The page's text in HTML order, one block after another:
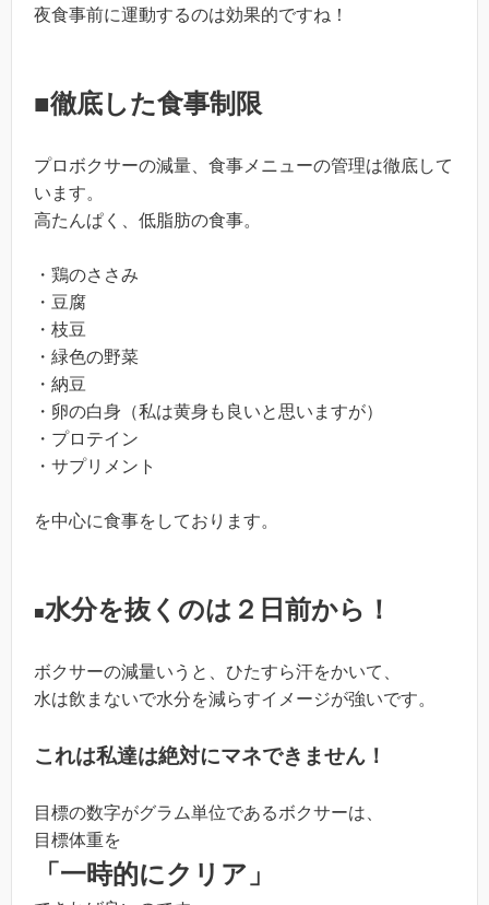
夜食事前に運動するのは効果的ですね！
■徹底した食事制限
プロボクサーの減量、食事メニューの管理は徹底して
います。
高たんぱく、低脂肪の食事。
・鶏のささみ
・豆腐
・枝豆
・緑色の野菜
・納豆
・卵の白身（私は黄身も良いと思いますが）
・プロテイン
・サプリメント
を中心に食事をしております。
■水分を抜くのは２日前から！
ボクサーの減量いうと、ひたすら汗をかいて、
水は飲まないで水分を減らすイメージが強いです。
これは私達は絶対にマネできません！
目標の数字がグラム単位であるボクサーは、
目標体重を
「一時的にクリア」